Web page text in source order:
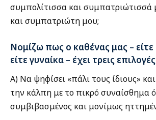
συμπολίτισσα και συμπατριώτισσά
και συμπατριώτη μου;
Νομίζω πως ο καθένας μας – είτε
είτε γυναίκα – έχει τρεις
Α) Να ψηφίσει «πάλι τους ίδιους»
την κάλπη με το πικρό συναίσθημα
συμβιβασμένος και μονίμως